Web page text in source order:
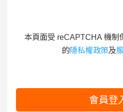
本頁面受 reCAPTCHA 機制
的隱私權政策及
會員登